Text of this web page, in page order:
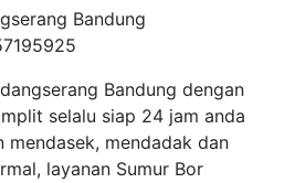
Bandung
Bandung dengan
selalu siap 24 jam anda
mendasek, mendadak dan
layanan Sumur Bor